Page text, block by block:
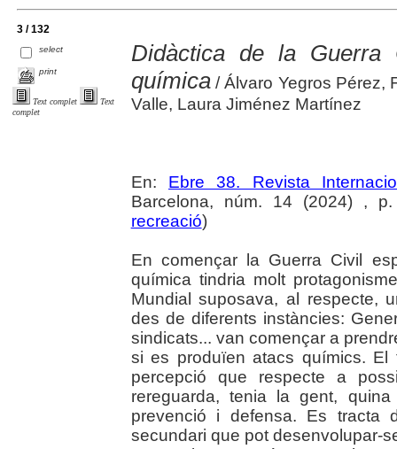
3 / 132
select
print
Text complet
Text
complet
Didàctica de la
química/ Álvaro Yegros Pérez,
Valle, Laura Jiménez Martínez
En: Ebre 38. Revista
Barcelona, núm. 14 (2024) ,
recreació)
En començar la Guerra Civil
química tindria molt
Mundial suposava, al respecte,
des de diferents instàncies:
sindicats... van començar a
si es produïen atacs químics.
percepció que respecte a
rereguarda, tenia la gent,
prevenció i defensa. Es tracta
secundari que pot desenvolupar-